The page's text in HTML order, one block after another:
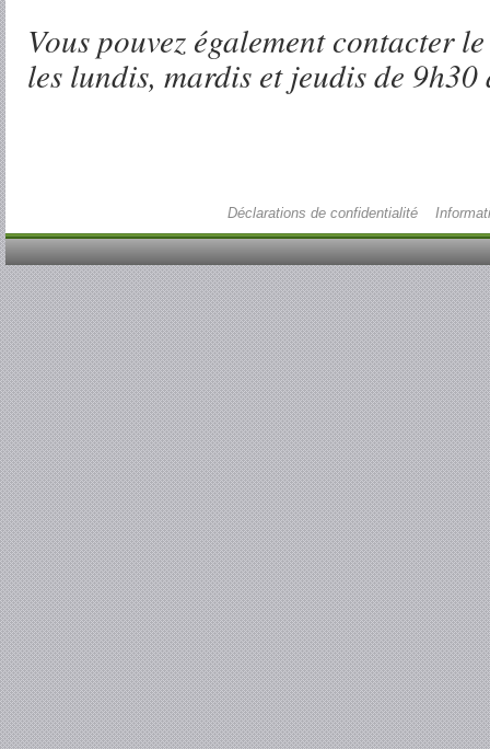
Vous pouvez également contacter
les lundis, mardis et jeudis de 9h30
Déclarations de confidentialité